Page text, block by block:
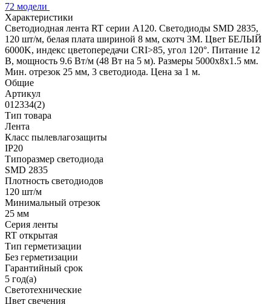
72 модели
Характеристики
Светодиодная лента RT серии A120. Светодиоды SMD 2835,
120 шт/м, белая плата шириной 8 мм, скотч 3M. Цвет БЕЛЫЙ
6000K, индекс цветопередачи CRI>85, угол 120°. Питание 12
В, мощность 9.6 Вт/м (48 Вт на 5 м). Размеры 5000x8x1.5 мм.
Мин. отрезок 25 мм, 3 светодиода. Цена за 1 м.
Общие
Артикул
012334(2)
Тип товара
Лента
Класс пылевлагозащиты
IP20
Типоразмер светодиода
SMD 2835
Плотность светодиодов
120 шт/м
Минимальный отрезок
25 мм
Серия ленты
RT открытая
Тип герметизации
Без герметизации
Гарантийный срок
5 год(а)
Светотехнические
Цвет свечения